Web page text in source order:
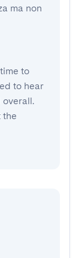
ma non
to
to hear
overall.
the